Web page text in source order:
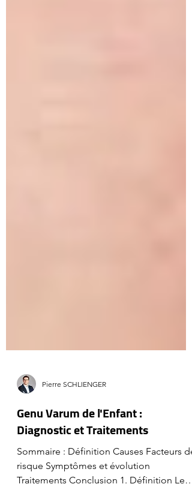
Pierre SCHLIENGER
Genu Varum de l'Enfant :
Diagnostic et Traitements